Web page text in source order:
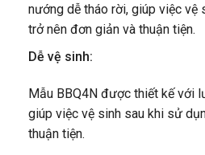
nướng dễ tháo rời, giúp việc vệ
trở nên đơn giản và thuận tiện.
Dễ vệ sinh:
Mẫu BBQ4N được thiết kế với
giúp việc vệ sinh sau khi sử
thuận tiện.